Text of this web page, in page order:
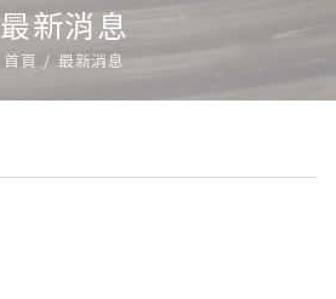
最新消息
首頁 最新消息